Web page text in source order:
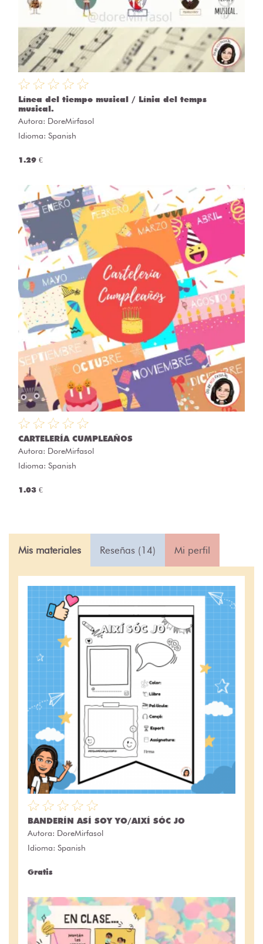
Línea del tiempo musical / Línia del temps
musical.
Autora: DoreMirfasol
Idioma: Spanish
1.29 €
CARTELERÍA CUMPLEAÑOS
Autora: DoreMirfasol
Idioma: Spanish
1.03 €
Mis materiales Reseñas (14) Mi perfil
BANDERÍN ASÍ SOY YO/AIXÍ SÓC JO
Autora: DoreMirfasol
Idioma: Spanish
Gratis